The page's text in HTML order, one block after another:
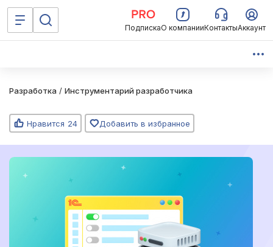
ПодпискаО компанииКонтактыАккаунт
Разработка / Инструментарий разработчика
Нравится 24 Добавить в избранное